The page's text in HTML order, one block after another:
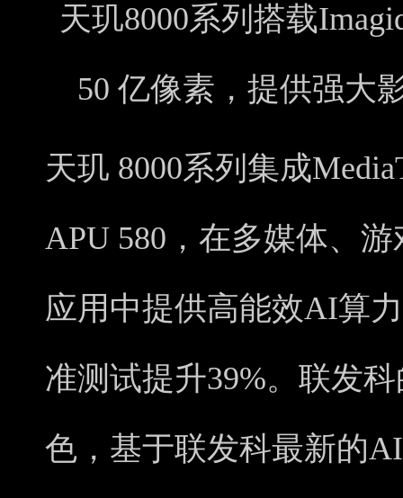
天玑8000系列搭载
50 亿像素，提供强大
天玑 8000系列集成
APU 580，在多媒体、
应用中提供高能效AI算
准测试提升39%。联发
色，基于联发科最新的